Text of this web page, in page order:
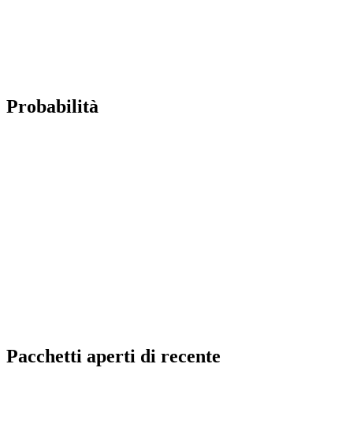
Probabilità
Pacchetti aperti di recente